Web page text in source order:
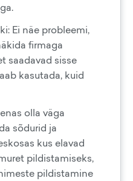
Ei näe probleemi,
firmaga
saadavad sisse
kasutada, kuid
olla väga
sõdurid ja
kus elavad
pildistamiseks,
pildistamine